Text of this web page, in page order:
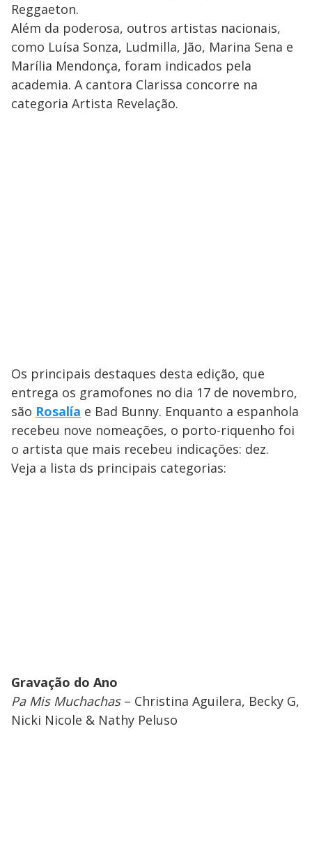
Reggaeton.
Além da poderosa, outros artistas nacionais,
como Luísa Sonza, Ludmilla, Jão, Marina Sena e
Marília Mendonça, foram indicados pela
academia. A cantora Clarissa concorre na
categoria Artista Revelação.
Os principais destaques desta edição, que
entrega os gramofones no dia 17 de novembro,
são Rosalía e Bad Bunny. Enquanto a espanhola
recebeu nove nomeações, o porto-riquenho foi
o artista que mais recebeu indicações: dez.
Veja a lista ds principais categorias:
Gravação do Ano
Pa Mis Muchachas– Christina Aguilera, Becky G,
Nicki Nicole & Nathy Peluso